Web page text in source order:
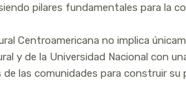
pilares fundamentales para
Centroamericana no implica
y de la Universidad Nacional con
las comunidades para construir su